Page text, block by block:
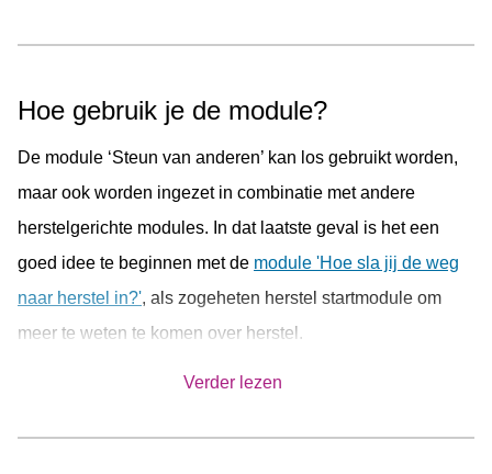
ontwikkeling betrokken. De inhoud van de module is tot
ontwikkelproces en is gebaseerd op zowel de relevante
literatuur als de kennis en ervaring van hulpverleners en
ervaringsdeskundigen.
Hoe gebruik je de module?
De module ‘Steun van anderen’ kan los gebruikt worden,
maar ook worden ingezet in combinatie met andere
herstelgerichte modules. In dat laatste geval is het een
goed idee te beginnen met de module 'Hoe sla jij de weg
naar herstel in?', als zogeheten herstel startmodule om
meer te weten te komen over herstel.
'Steun van anderen' is volledig in de Minddistrict app te
Verder lezen